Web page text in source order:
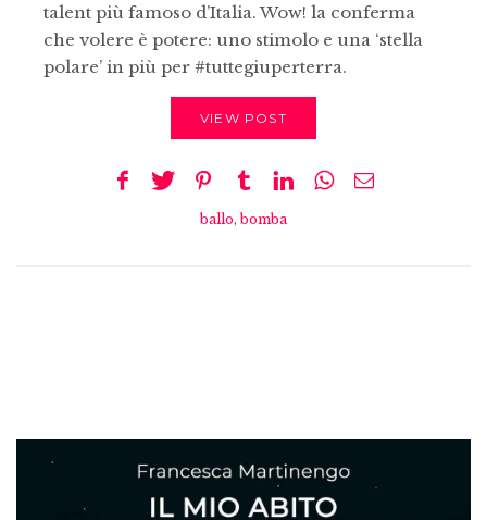
talent più famoso d’Italia. Wow! la conferma
che volere è potere: uno stimolo e una ‘stella
polare’ in più per #tuttegiuperterra.
VIEW POST
ballo, bomba